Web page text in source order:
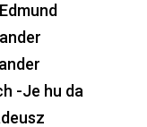
-Je hu da